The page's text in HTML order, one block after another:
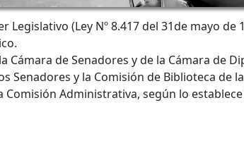
(Ley Nº 8.417 del 31de mayo de
de Senadores y de la Cámara de
y la Comisión de Biblioteca de
Administrativa, según lo establece